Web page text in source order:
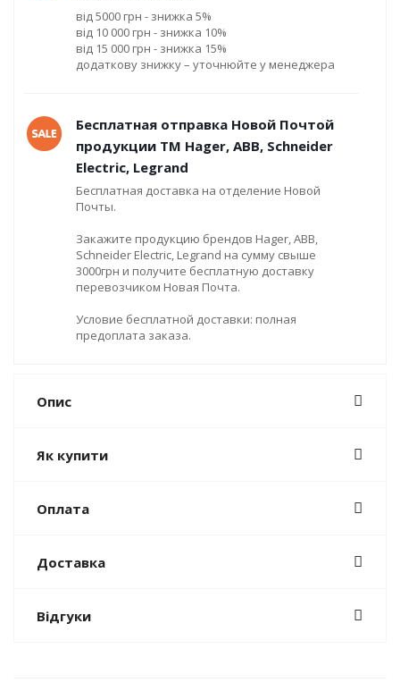
від 5000 грн - знижка 5%
від 10 000 грн - знижка 10%
від 15 000 грн - знижка 15%
додаткову знижку – уточнюйте у менеджера
Бесплатная отправка Новой Почтой
продукции ТМ Hager, ABB, Schneider
Electric, Legrand
Бесплатная доставка на отделение Новой
Почты.
Закажите продукцию брендов Hager, ABB,
Schneider Electric, Legrand на сумму свыше
3000грн и получите бесплатную доставку
перевозчиком Новая Почта.
Условие бесплатной доставки: полная
предоплата заказа.
Опис
Як купити
Оплата
Доставка
Відгуки